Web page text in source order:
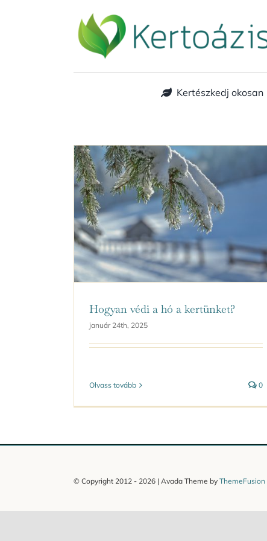
Kertészkedj okosan
Hogyan védi a hó a kertünket?
január 24th, 2025
Olvass tovább 0
© Copyright 2012 - 2026 | Avada Theme by ThemeFusion